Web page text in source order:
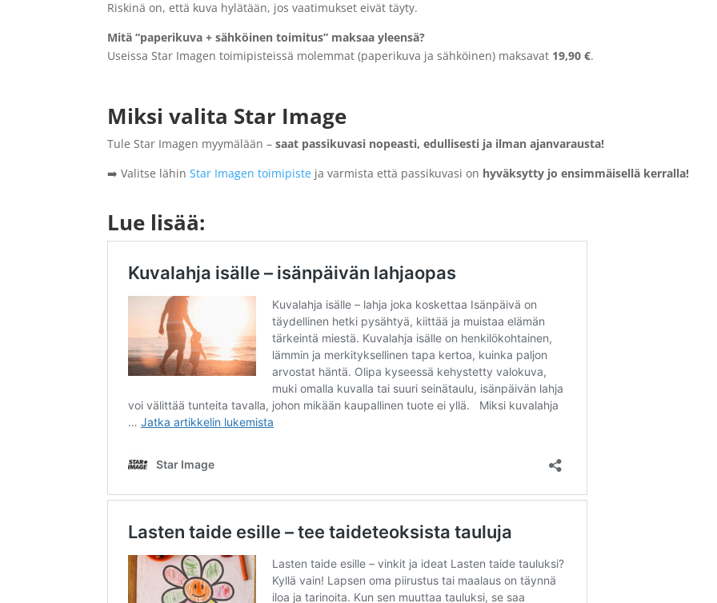
Riskinä on, että kuva hylätään, jos vaatimukset eivät täyty.
Mitä “paperikuva + sähköinen toimitus” maksaa yleensä?
Useissa Star Imagen toimipisteissä molemmat (paperikuva ja sähköinen) maksavat 19,90 €.
Miksi valita Star Image
Tule Star Imagen myymälään –saat passikuvasi nopeasti, edullisesti ja ilman ajanvarausta!
➡️ Valitse lähinStar Imagen toimipiste ja varmista että passikuvasi on hyväksytty jo ensimmäisellä kerralla!
Lue lisää: